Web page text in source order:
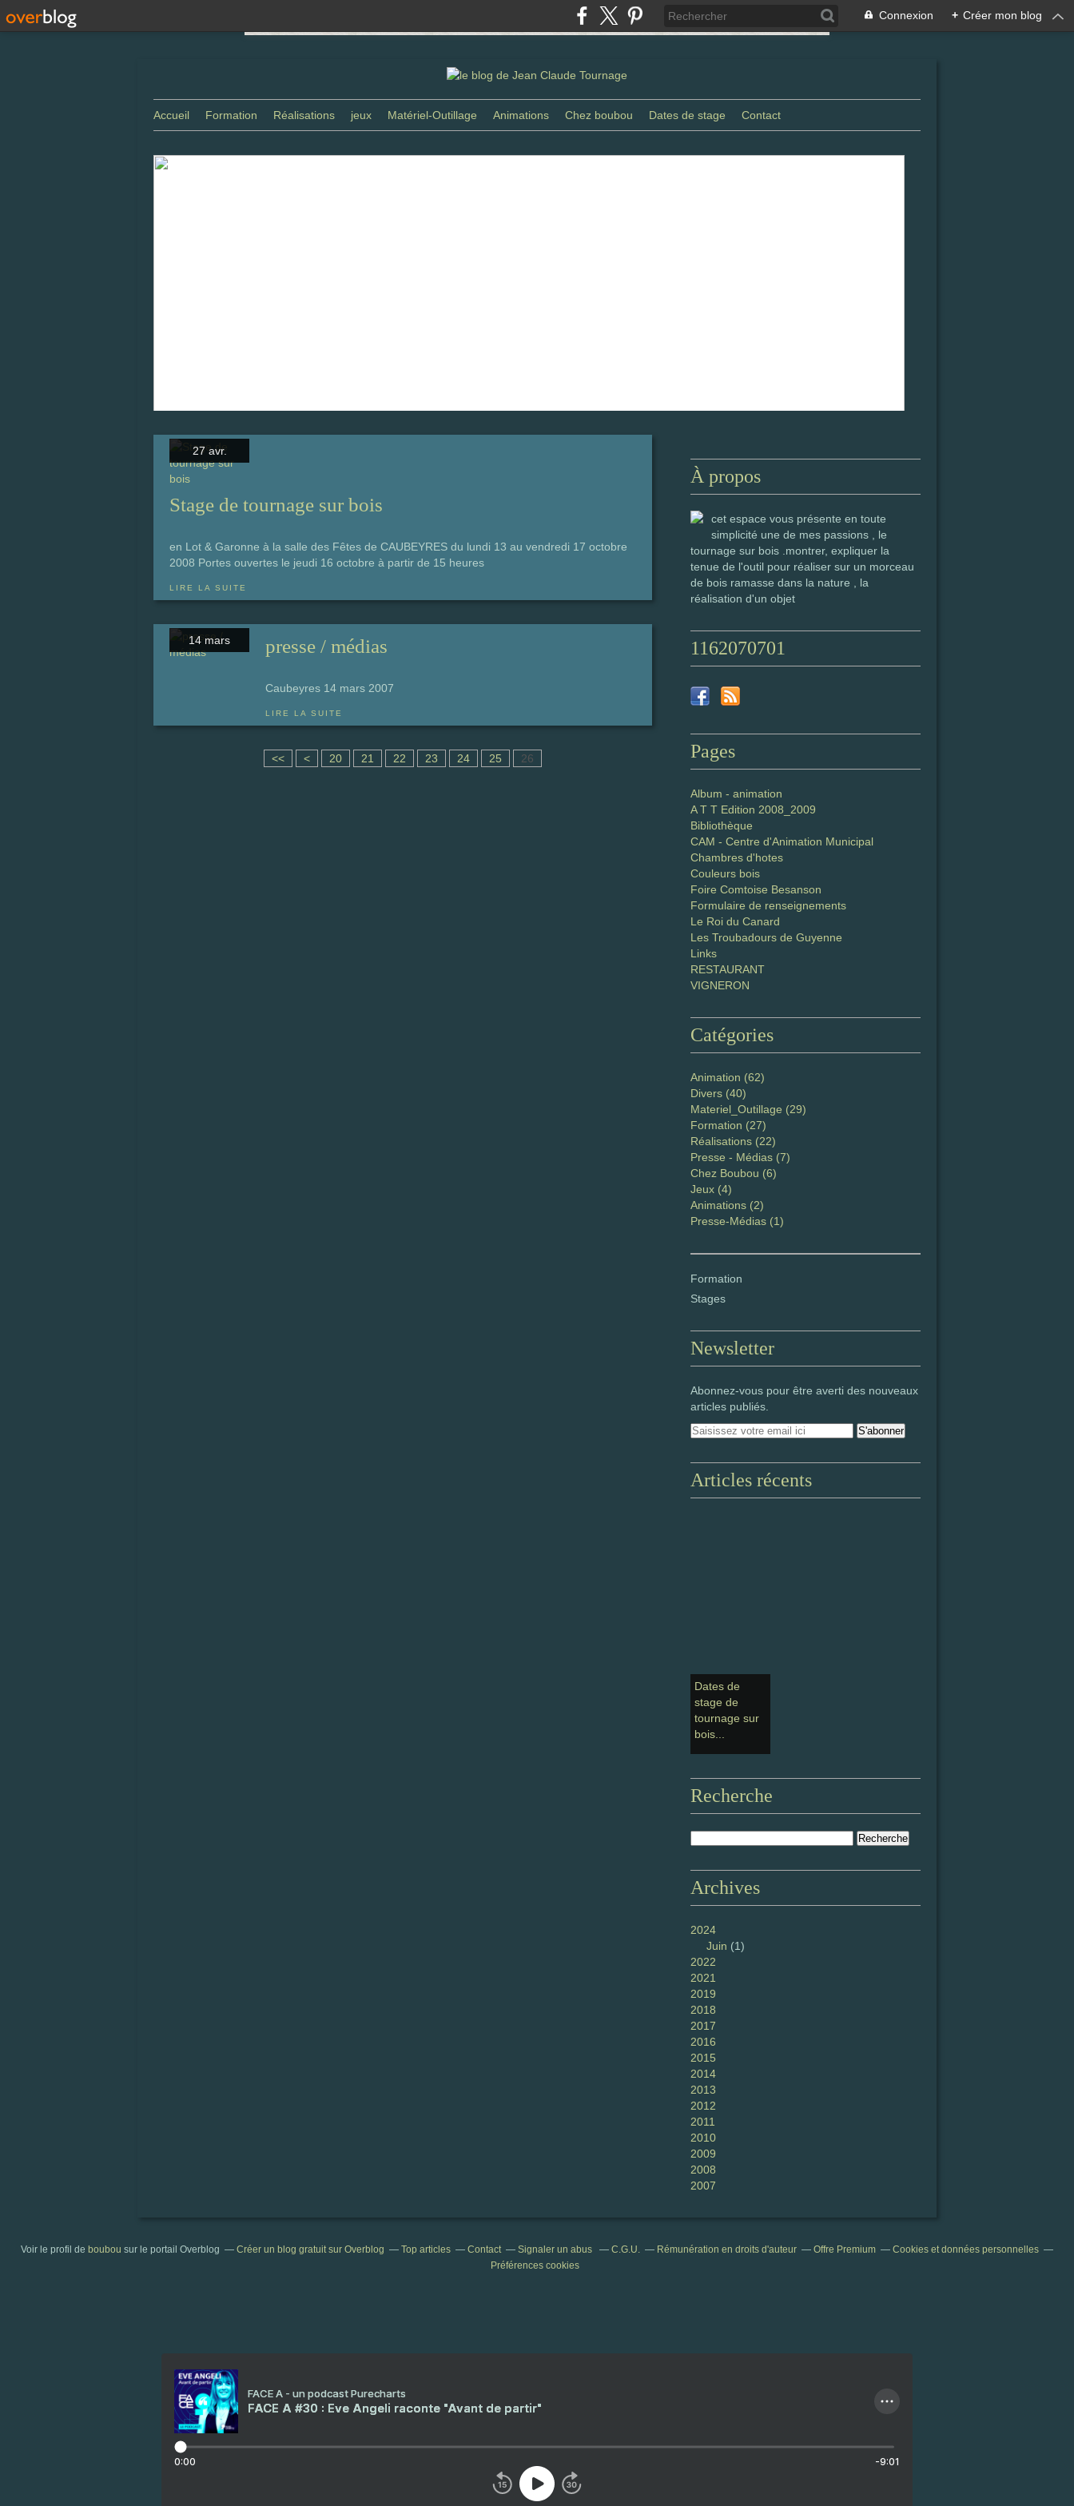
Connexion + Créer mon blog
Accueil Formation Réalisations jeux Matériel-Outillage Animations Chez boubou Dates de stage Contact
27 avr.
Stage de tournage sur bois
en Lot & Garonne à la salle des Fêtes de CAUBEYRES du lundi 13 au vendredi 17 octobre
2008 Portes ouvertes le jeudi 16 octobre à partir de 15 heures
LIRE LA SUITE
14 mars presse / médias
Caubeyres 14 mars 2007
LIRE LA SUITE
<< <
1
20 21 22 23 24 25 26
À propos
cet espace vous présente en toute
simplicité une de mes passions , le
tournage sur bois .montrer, expliquer la
tenue de l'outil pour réaliser sur un morceau
de bois ramasse dans la nature , la
réalisation d'un objet
1162070701
Pages
Album - animation
A T T Edition 2008_2009
Bibliothèque
CAM - Centre d'Animation Municipal
Chambres d'hotes
Couleurs bois
Foire Comtoise Besanson
Formulaire de renseignements
Le Roi du Canard
Les Troubadours de Guyenne
Links
RESTAURANT
VIGNERON
Catégories
Animation (62)
Divers (40)
Materiel_Outillage (29)
Formation (27)
Réalisations (22)
Presse - Médias (7)
Chez Boubou (6)
Jeux (4)
Animations (2)
Presse-Médias (1)
Formation
Stages
Newsletter
Abonnez-vous pour être averti des nouveaux
articles publiés.
Articles récents
Dates de
stage de
tournage sur
bois...
Recherche
Archives
2024
Juin (1)
2022
2021
2019
2018
2017
2016
2015
2014
2013
2012
2011
2010
2009
2008
2007
Voir le profil de boubou sur le portail Overblog Créer un blog gratuit sur Overblog Top articles Contact Signaler un abus C.G.U. Rémunération en droits d'auteur Offre Premium
Cookies et données personnelles
Préférences cookies
FACE A - un podcast Purecharts
FACE A #30 : Eve Angeli raconte "Avant de partir"
0:00 -9:01